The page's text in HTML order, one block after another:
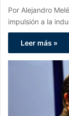
Por Alejandro
impulsión a la
Leer más »